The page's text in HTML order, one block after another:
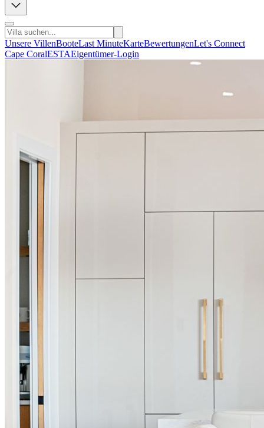
Unsere VillenBooteLast MinuteKarteBewertungenLet's Connect
Cape CoralESTAEigentümer-Login